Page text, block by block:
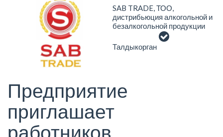
SAB TRADE, ТОО,
дистрибьюция алкогольной и
безалкогольной продукции
Талдыкорган
Предприятие
приглашает
работников